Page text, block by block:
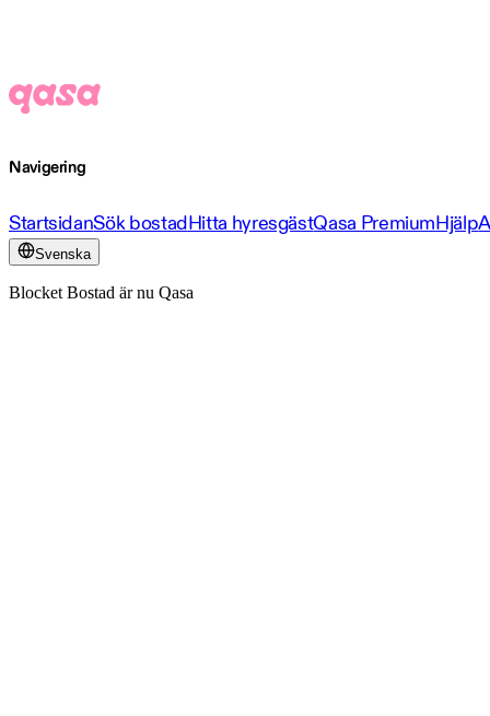
Navigering
StartsidanSök bostadHitta hyresgästQasa PremiumHjälp
Svenska
Blocket Bostad är nu Qasa